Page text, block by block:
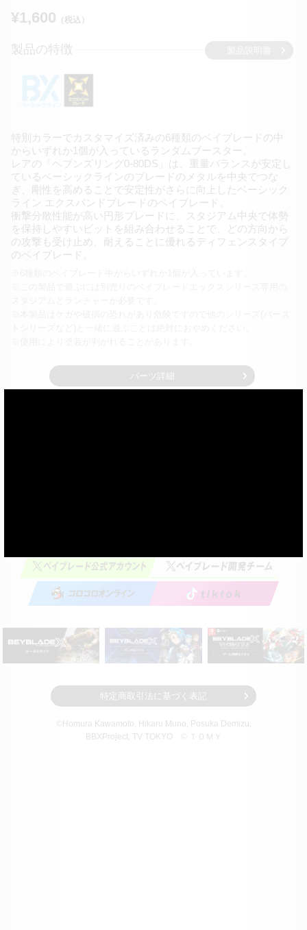
¥1,600 （税込）
製品の特徴
特別カラーでカスタマイズ済みの6種類のベイブレードの中
から いずれか1個が入っているランダムブースター。
レアの「ヘブンズリング0-80DS」は、重量バランスが安定し
ているベーシックラインのブレードのメタルを 中央でつな
ぎ、剛性を高めることで安定性がさらに向上した ベーシック
ライン エクスパンドブレードのベイブレード。
衝撃分散性能が高い円形ブレードに、スタジアム中央で体勢
を 保持しやすいビットを組み合わせることで、どの方向から
の攻撃も 受け止め、耐えることに優れるディフェンスタイプ
のベイブレード。
パーツ詳細
特定商取引法に基づく表記
©Homura Kawamoto, Hikaru Muno, Posuka Demizu,
BBXProject, TV TOKYO © ＴＯＭＹ